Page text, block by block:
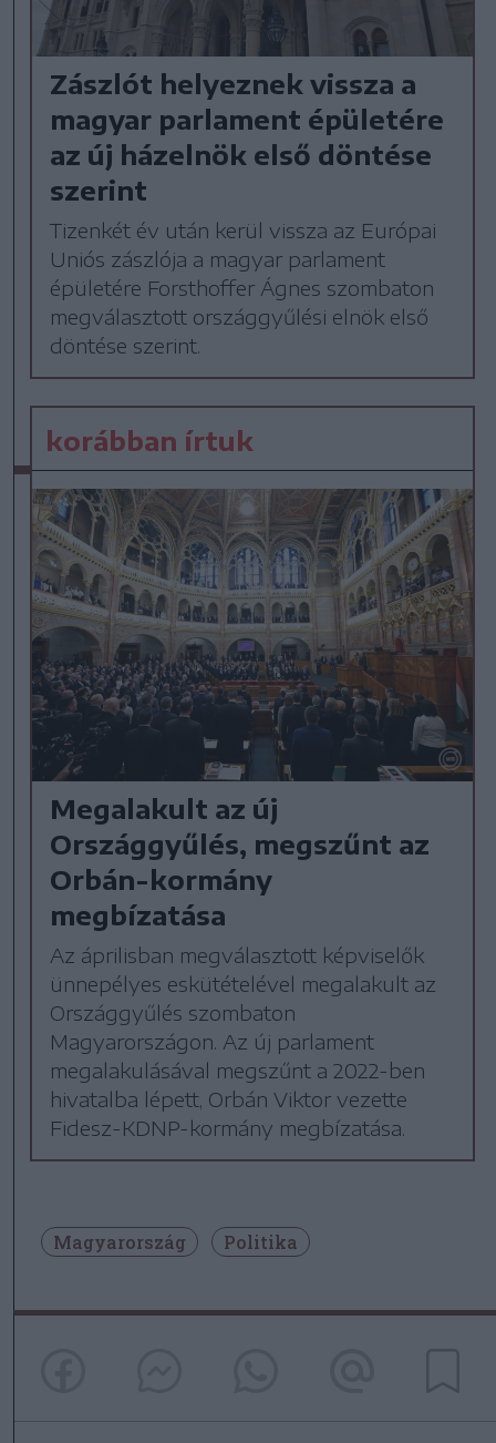
Zászlót helyeznek vissza a
magyar parlament épületére
az új házelnök első döntése
szerint
Tizenkét év után kerül vissza az Európai
Uniós zászlója a magyar parlament
épületére Forsthoffer Ágnes szombaton
megválasztott országgyűlési elnök első
döntése szerint.
korábban írtuk
Megalakult az új
Országgyűlés, megszűnt az
Orbán-kormány
megbízatása
Az áprilisban megválasztott képviselők
ünnepélyes eskütételével megalakult az
Országgyűlés szombaton
Magyarországon. Az új parlament
megalakulásával megszűnt a 2022-ben
hivatalba lépett, Orbán Viktor vezette
Fidesz-KDNP-kormány megbízatása.
Magyarország Politika